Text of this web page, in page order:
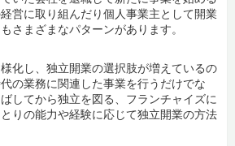
営に取り組んだり個人事業主として開業
さまざまなパターンがあります。
化し、独立開業の選択肢が増えているの
の業務に関連した事業を行うだけでな
してから独立を図る、フランチャイズに
りの能力や経験に応じて独立開業の方法